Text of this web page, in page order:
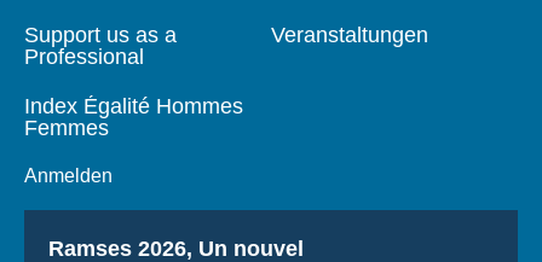
Support us as a
Professional
Index Égalité Hommes
Femmes
Anmelden
Veranstaltungen
Titre
Ramses 2026, Un nouvel